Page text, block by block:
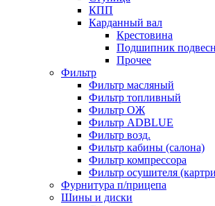
КПП
Карданный вал
Крестовина
Подшипник
Прочее
Фильтр
Фильтр масляный
Фильтр топливный
Фильтр ОЖ
Фильтр ADBLUE
Фильтр возд.
Фильтр кабины (салона)
Фильтр компрессора
Фильтр осушителя
Фурнитура п/прицепа
Шины и диски